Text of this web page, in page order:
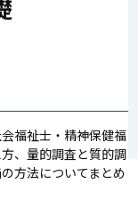
福祉士・精神保健福
、量的調査と質的調
方法についてまとめ